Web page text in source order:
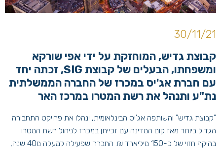
30/11/21
קבוצת גדיש, המוחזקת על ידי אפי שורקא
ומשפחתו, הבעלים של קבוצת SIG, זכתה יחד
עם חברת אג'יס במכרז של החברה הממשלתית
נת"ע ותנהל את רשת המטרו במרכז האר
"קבוצת גדיש" והשותפה אג'יס הבינלאומית, ינהלו את פרויקט התחבורה
הגדול ביותר מאז קום המדינה עם זכייתן במכרז לניהול רשת המטרו
בהיקף חזוי של כ-150 מיליארד ₪. החברה שפעילה למעלה מ40 שנה,